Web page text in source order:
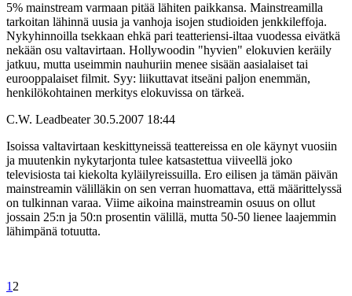
5% mainstream varmaan pitää lähiten paikkansa. Mainstreamilla
tarkoitan lähinnä uusia ja vanhoja isojen studioiden jenkkileffoja.
Nykyhinnoilla tsekkaan ehkä pari teatteriensi-iltaa vuodessa eivätkä
nekään osu valtavirtaan. Hollywoodin "hyvien" elokuvien keräily
jatkuu, mutta useimmin nauhuriin menee sisään aasialaiset tai
eurooppalaiset filmit. Syy: liikuttavat itseäni paljon enemmän,
henkilökohtainen merkitys elokuvissa on tärkeä.
C.W. Leadbeater 30.5.2007 18:44
Isoissa valtavirtaan keskittyneissä teattereissa en ole käynyt vuosiin
ja muutenkin nykytarjonta tulee katsastettua viiveellä joko
televisiosta tai kiekolta kyläilyreissuilla. Ero eilisen ja tämän päivän
mainstreamin välilläkin on sen verran huomattava, että määrittelyssä
on tulkinnan varaa. Viime aikoina mainstreamin osuus on ollut
jossain 25:n ja 50:n prosentin välillä, mutta 50-50 lienee laajemmin
lähimpänä totuutta.
1 2